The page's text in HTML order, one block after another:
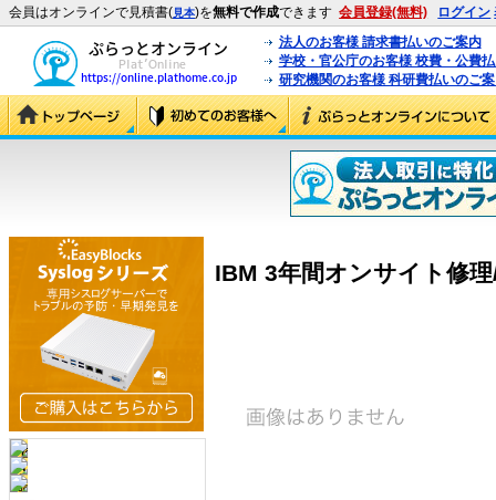
会員はオンラインで見積書(見本)を無料で作成できます 会員登録(無料) ログイン
法人のお客様 請求書払いのご案内
学校・官公庁のお客様 校費・公費
研究機関のお客様 科研費払いのご
IBM 3年間オンサイト修